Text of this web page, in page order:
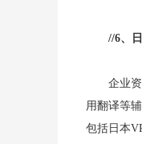
//6、
企业
用翻译等
包括日本